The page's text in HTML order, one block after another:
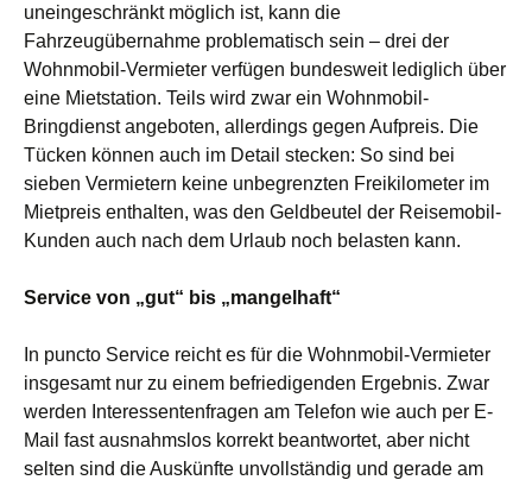
uneingeschränkt möglich ist, kann die
Fahrzeugübernahme problematisch sein – drei der
Wohnmobil-Vermieter verfügen bundesweit lediglich über
eine Mietstation. Teils wird zwar ein Wohnmobil-
Bringdienst angeboten, allerdings gegen Aufpreis. Die
Tücken können auch im Detail stecken: So sind bei
sieben Vermietern keine unbegrenzten Freikilometer im
Mietpreis enthalten, was den Geldbeutel der Reisemobil-
Kunden auch nach dem Urlaub noch belasten kann.
Service von „gut“ bis „mangelhaft“
In puncto Service reicht es für die Wohnmobil-Vermieter
insgesamt nur zu einem befriedigenden Ergebnis. Zwar
werden Interessentenfragen am Telefon wie auch per E-
Mail fast ausnahmslos korrekt beantwortet, aber nicht
selten sind die Auskünfte unvollständig und gerade am